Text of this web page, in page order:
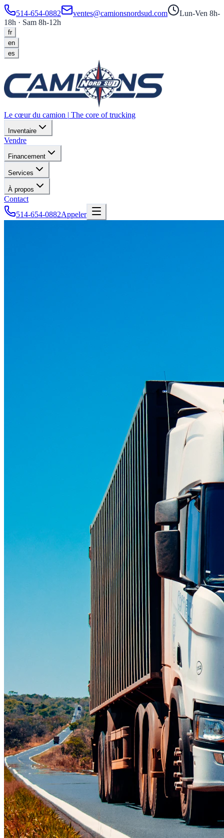
514-654-0882 ventes@camionsnordsud.com
Lun-Ven 8h-
18h · Sam 8h-12h
fr
en
es
Le cœur du camion | The core of trucking
Inventaire
Vendre
Financement
Services
À propos
Contact
514-654-0882Appeler